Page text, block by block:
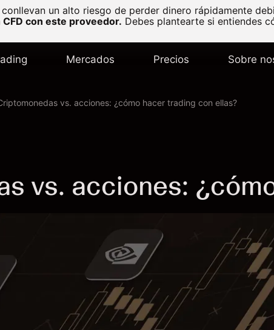
un alto riesgo de perder dinero rápidamente
con este proveedor. Debes plantearte si entiendes
Mercados Precios Sobre
vs. acciones: ¿cómo hacer trading con ellas?
vs. acciones: